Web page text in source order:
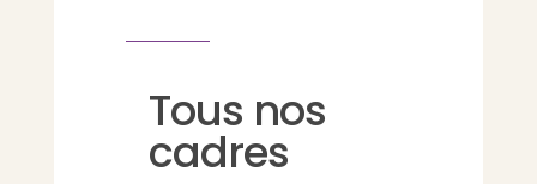
Tous nos
cadres